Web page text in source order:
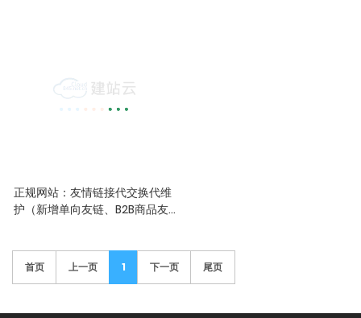
正规网站：友情链接代交换代维
护（新增单向友链、B2B商品友
尽可能保证相关网站交换链接，
但不是100%，交换友链是以提升
首页 上一页 1 下一页 尾页